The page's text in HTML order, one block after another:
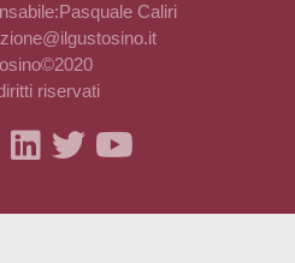
Caliri
riservati